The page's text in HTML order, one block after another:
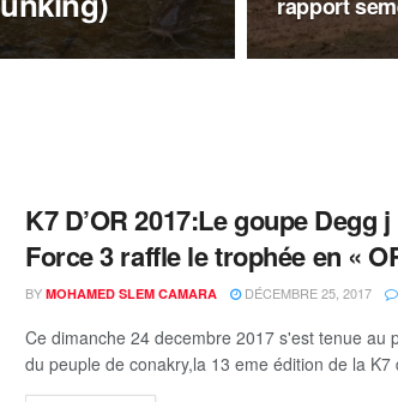
K7 D’OR 2017:Le goupe Degg j
Force 3 raffle le trophée en «
BY MOHAMED SLEM CAMARA DÉCEMBRE 25, 2017
Ce dimanche 24 decembre 2017 s'est tenue au
du peuple de conakry,la 13 eme édition de la K7